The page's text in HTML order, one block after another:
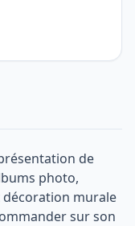
de
photo,
murale
sur son